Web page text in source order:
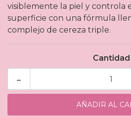
visiblemente la piel y controla
superficie con una fórmula
complejo de cereza triple.
Cantidad
-